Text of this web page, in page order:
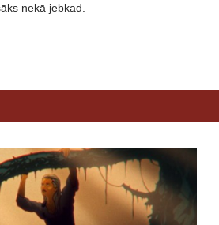
nekā jebkad.